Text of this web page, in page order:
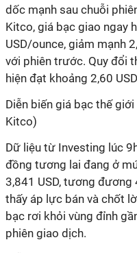
dốc mạnh sau chuỗi
Kitco, giá bạc giao ngay
USD/ounce, giảm mạnh
với phiên trước. Quy đổi
hiện đạt khoảng 2,60
Diễn biến giá bạc thế
Kitco)
Dữ liệu từ Investing lúc
đồng tương lai đang ở
3,841 USD, tương đương
thấy áp lực bán và chốt
bạc rơi khỏi vùng đỉnh
phiên giao dịch.